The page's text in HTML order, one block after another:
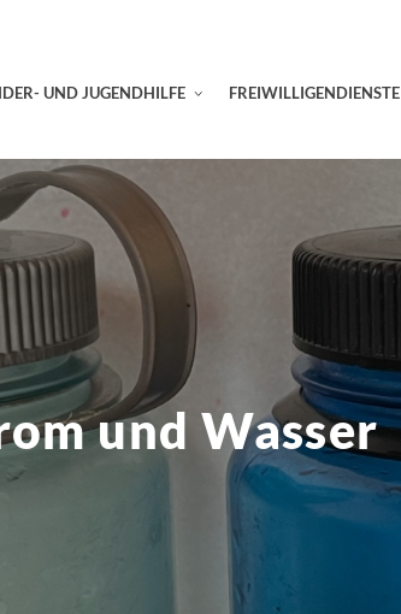
UND JUGENDHILFE FREIWILLIGENDIENSTE
und Wasser